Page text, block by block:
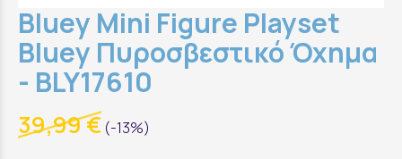
Bluey Mini Figure Playset
Bluey Πυροσβεστικό Όχημα
- BLY17610
39,99 € (-13%)